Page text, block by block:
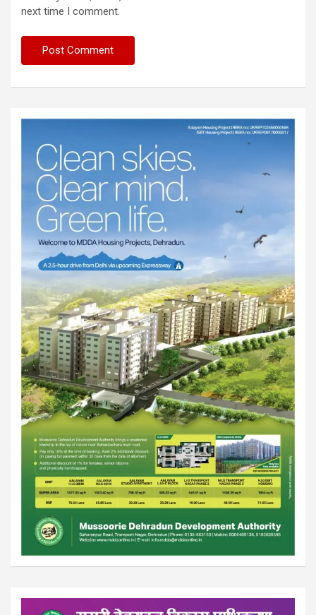
next time I comment.